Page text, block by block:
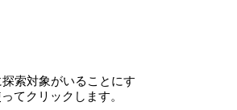
探索対象がいることにす
てクリックします。